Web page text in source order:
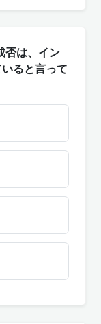
否は、イン
ると言って